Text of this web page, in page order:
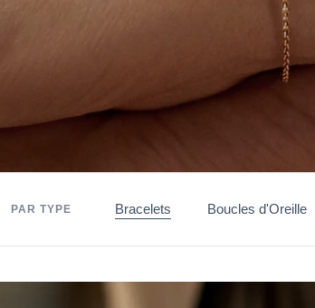
PAR TYPE Bracelets Boucles d'Oreille